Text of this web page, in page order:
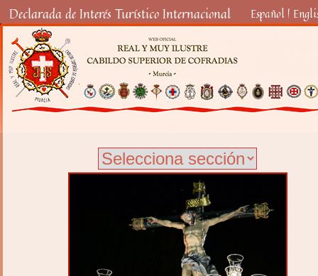
Declarada de Interés Turístico Internacional Español |